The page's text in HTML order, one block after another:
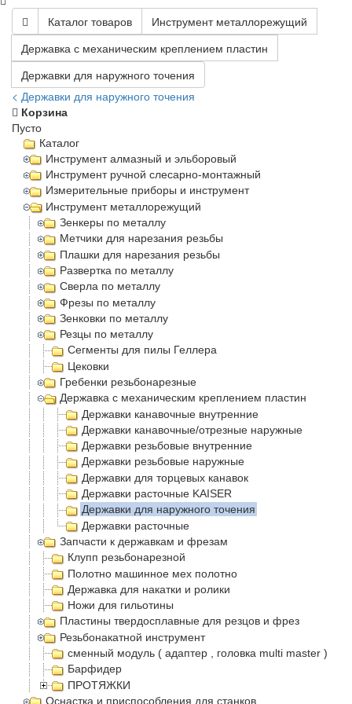
Каталог товаров
Инструмент металлорежущий
Державка с механическим креплением пластин
Державки для наружного точения
< Державки для наружного точения
Корзина
Пусто
Каталог
Инструмент алмазный и эльборовый
Инструмент ручной слесарно-монтажный
Измерительные приборы и инструмент
Инструмент металлорежущий
Зенкеры по металлу
Метчики для нарезания резьбы
Плашки для нарезания резьбы
Развертка по металлу
Сверла по металлу
Фрезы по металлу
Зенковки по металлу
Резцы по металлу
Сегменты для пилы Геллера
Цековки
Гребенки резьбонарезные
Державка с механическим креплением пластин
Державки канавочные внутренние
Державки канавочные/отрезные наружные
Державки резьбовые внутренние
Державки резьбовые наружные
Державки для торцевых канавок
Державки расточные KAISER
Державки для наружного точения
Державки расточные
Запчасти к державкам и фрезам
Клупп резьбонарезной
Полотно машинное мех полотно
Державка для накатки и ролики
Ножи для гильотины
Пластины твердосплавные для резцов и фрез
Резьбонакатной инструмент
сменный модуль ( адаптер , головка multi master )
Барфидер
ПРОТЯЖКИ
Оснастка и приспособления для станков